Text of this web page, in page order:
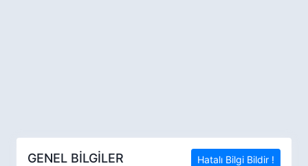
GENEL BİLGİLER Hatalı Bilgi Bildir !